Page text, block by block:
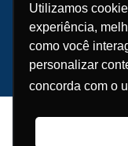
Utilizamos
experiência,
como você
personalizar
concorda com o
© 2026 /